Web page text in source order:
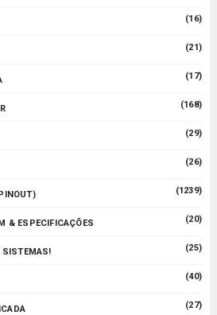
(16)
(21)
(17)
(168)
(29)
(26)
(1239)
& ESPECIFICAÇÕES (20)
SISTEMAS! (25)
(40)
(27)